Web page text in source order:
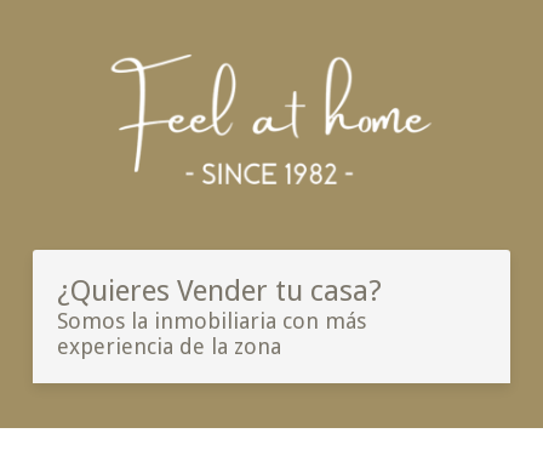
¿Quieres Vender tu casa?
Somos la inmobiliaria con más
experiencia de la zona